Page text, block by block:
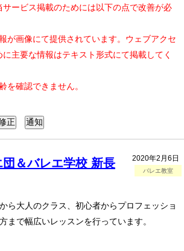
サービス掲載のためには以下の点で改善が必
が画像にて提供されています。ウェブアクセ
主要な情報はテキスト形式にて掲載してく
を確認できません。
2020年2月6日
バレエ教室
＆バレエ学校 新長
ら大人のクラス、初心者からプロフェッショ
まで幅広いレッスンを行っています。